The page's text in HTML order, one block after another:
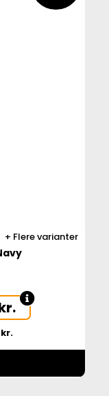
Flere varianter